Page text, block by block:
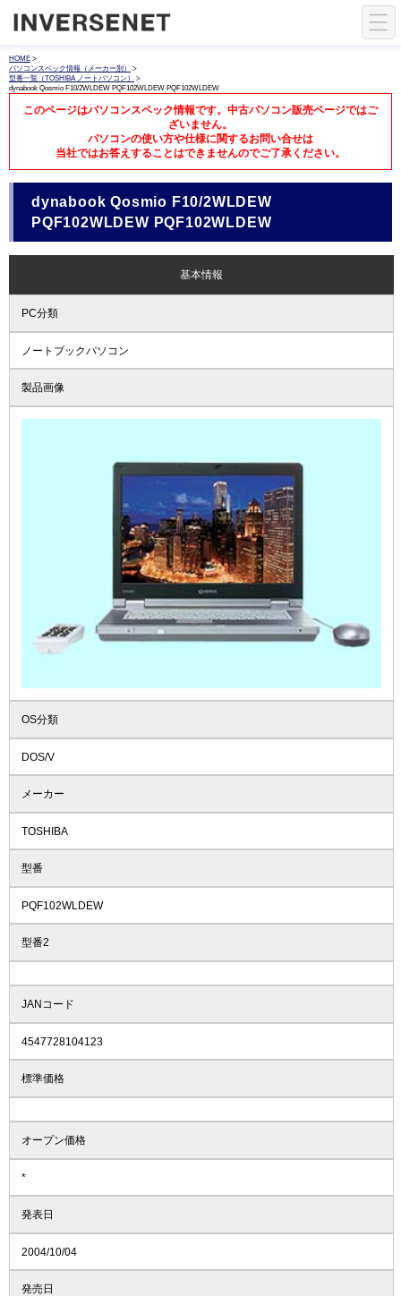
HOME >
パソコンスペック情報（メーカー別）
>
型番一覧（TOSHIBA ノートパソコン）
>
dynabook Qosmio F10/2WLDEW PQF102WLDEW PQF102WLDEW
このページはパソコンスペック情報です。中古パソコン販売ページではご
ざいません。
パソコンの使い方や仕様に関するお問い合せは
当社ではお答えすることはできませんのでご了承ください。
dynabook Qosmio F10/2WLDEW
PQF102WLDEW PQF102WLDEW
基本情報
PC分類
ノートブックパソコン
製品画像
OS分類
DOS/V
メーカー
TOSHIBA
型番
PQF102WLDEW
型番2
JANコード
4547728104123
標準価格
オープン価格
*
発表日
2004/10/04
発売日